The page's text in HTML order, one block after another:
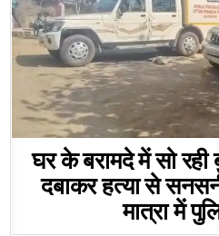
घर के बरामदे में सो रही
दबाकर हत्या से
मात्रा में